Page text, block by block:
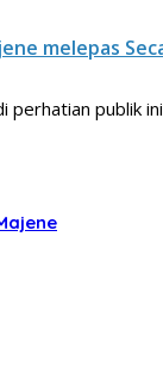
melepas
perhatian publik